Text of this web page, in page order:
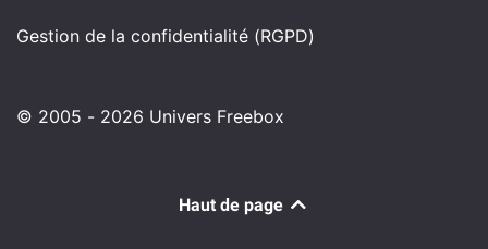
Gestion de la confidentialité (RGPD)
© 2005 - 2026 Univers Freebox
Haut de page